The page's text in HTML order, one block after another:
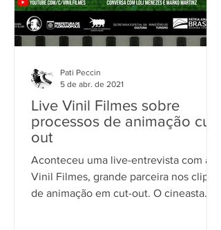
Live Vinil Filmes sobre
processos de animação cut-
out
Aconteceu uma live-entrevista com a
Vinil Filmes, grande parceira nos clipes
de animação em cut-out. O cineasta
Pati Peccin
5 de abr. de 2021